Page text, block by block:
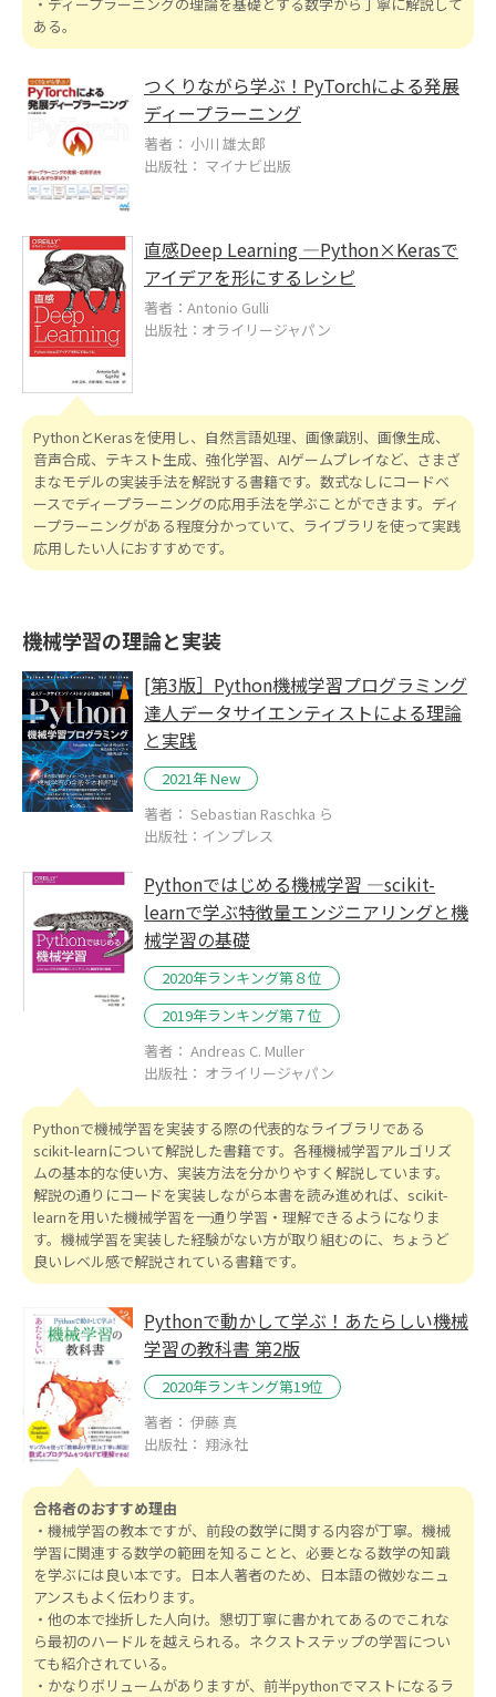
ある。
つくりながら学ぶ！PyTorchによる発展
ディープラーニング
著者： 小川 雄太郎
出版社： マイナビ出版
直感Deep Learning ―Python×Kerasで
アイデアを形にするレシピ
著者：Antonio Gulli
出版社：オライリージャパン
PythonとKerasを使用し、自然言語処理、画像識別、画像生成、
音声合成、テキスト生成、強化学習、AIゲームプレイなど、さまざ
まなモデルの実装手法を解説する書籍です。数式なしにコードベ
ースでディープラーニングの応用手法を学ぶことができます。ディ
ープラーニングがある程度分かっていて、ライブラリを使って実践
応用したい人におすすめです。
機械学習の理論と実装
[第3版］Python機械学習プログラミング
達人データサイエンティストによる理論
と実践
2021年 New
著者： Sebastian Raschka ら
出版社：インプレス
Pythonではじめる機械学習 ―scikit-
learnで学ぶ特徴量エンジニアリングと機
械学習の基礎
2020年ランキング第８位
2019年ランキング第７位
著者： Andreas C. Muller
出版社： オライリージャパン
Pythonで機械学習を実装する際の代表的なライブラリである
scikit-learnについて解説した書籍です。各種機械学習アルゴリズ
ムの基本的な使い方、実装方法を分かりやすく解説しています。
解説の通りにコードを実装しながら本書を読み進めれば、scikit-
learnを用いた機械学習を一通り学習・理解できるようになりま
す。機械学習を実装した経験がない方が取り組むのに、ちょうど
良いレベル感で解説されている書籍です。
Pythonで動かして学ぶ！あたらしい機械
学習の教科書 第2版
2020年ランキング第19位
著者： 伊藤 真
出版社： 翔泳社
合格者のおすすめ理由
・機械学習の教本ですが、前段の数学に関する内容が丁寧。機械
学習に関連する数学の範囲を知ることと、必要となる数学の知識
を学ぶには良い本です。日本人著者のため、日本語の微妙なニュ
アンスもよく伝わります。
・他の本で挫折した人向け。懇切丁寧に書かれてあるのでこれな
ら最初のハードルを越えられる。ネクストステップの学習につい
ても紹介されている。
・かなりボリュームがありますが、前半pythonでマストになるラ